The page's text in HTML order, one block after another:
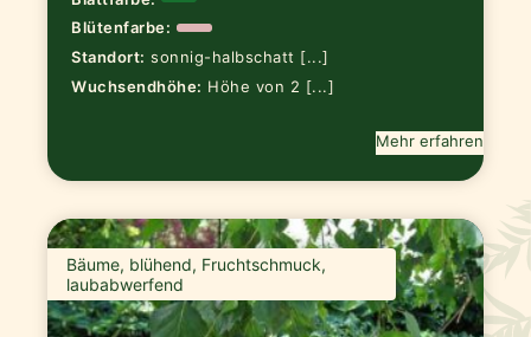
Blütenfarbe:
Standort: sonnig-halbschatt [...]
Wuchsendhöhe: Höhe von 2 [...]
Mehr erfahren
Bäume, blühend, Fruchtschmuck,
laubabwerfend